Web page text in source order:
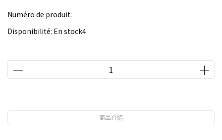
Numéro de produit:
Disponibilité: En stock4
商品介紹